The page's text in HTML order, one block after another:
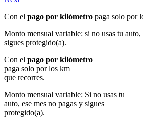
Con el pago por kilómetro paga solo por
Monto mensual variable: si no usas tu auto,
sigues protegido(a).
Con el pago por kilómetro
paga solo por los km
que recorres.
Monto mensual variable: Si no usas tu
auto, ese mes no pagas y sigues
protegido(a).